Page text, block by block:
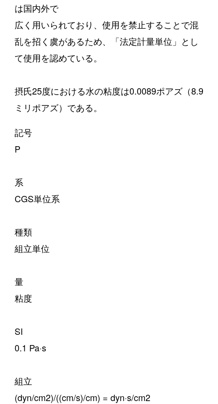
は国内外で
広く用いられており、使用を禁止することで混
乱を招く虞があるため、「法定計量単位」とし
て使用を認めている。
摂氏25度における水の粘度は0.0089ポアズ（8.9
ミリポアズ）である。
記号
P
系
CGS単位系
種類
組立単位
量
粘度
SI
0.1 Pa·s
組立
(dyn/cm2)/((cm/s)/cm) = dyn·s/cm2